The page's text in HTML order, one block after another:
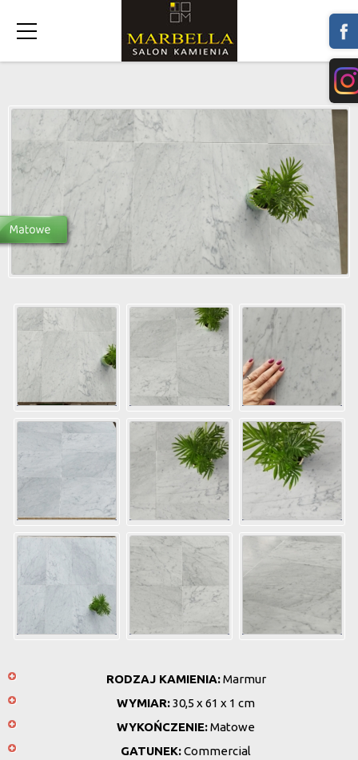
RODZAJ KAMIENIA:Marmur
WYMIAR:30,5 x 61 x 1 cm
WYKOŃCZENIE:Matowe
GATUNEK:Commercial